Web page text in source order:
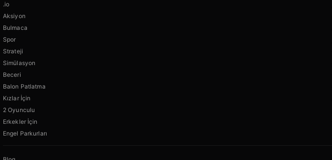
.io
Aksiyon
Bulmaca
Spor
Strateji
Simülasyon
Beceri
Balon Patlatma
Kızlar İçin
2 Oyunculu
Erkekler İçin
Engel Parkurları